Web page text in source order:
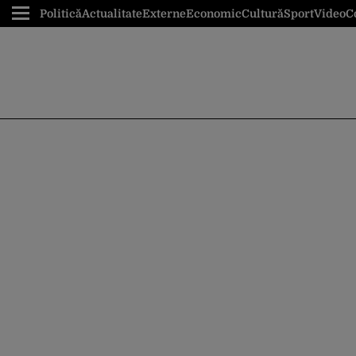
PoliticăActualitateExterneEconomicCulturăSportVideo